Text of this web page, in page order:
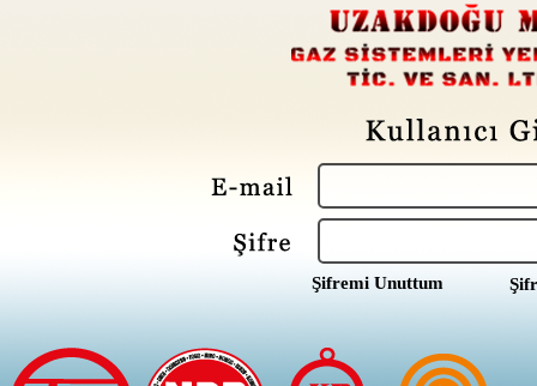
Şifremi Unuttum